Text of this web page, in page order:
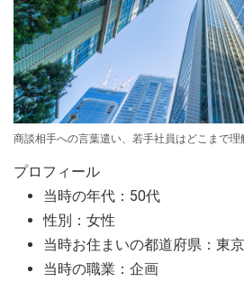
商談相手への言葉遣い、若手社員はどこまで理
プロフィール
当時の年代：50代
性別：女性
当時お住まいの都道府県：東
当時の職業：企画